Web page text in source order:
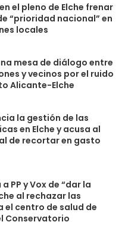
en el pleno de Elche frenar
“prioridad nacional” en
locales
mesa de diálogo entre
y vecinos por el ruido
Alicante-Elche
la gestión de las
en Elche y acusa al
de recortar en gasto
a PP y Vox de “dar la
al rechazar las
el centro de salud de
Conservatorio